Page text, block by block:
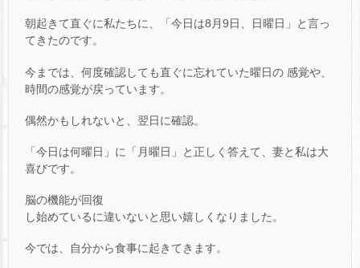
朝起きて直ぐに私たちに、「今日は8月9日、日曜日」と言っ
てきたのです。
今までは、何度確認しても直ぐに忘れていた曜日の 感覚や、
時間の感覚が戻っています。
偶然かもしれないと、翌日に確認。
「今日は何曜日」に「月曜日」と正しく答えて、妻と私は大
喜びです。
脳の機能が回復
し始めているに違いないと思い嬉しくなりました。
今では、自分から食事に起きてきます。